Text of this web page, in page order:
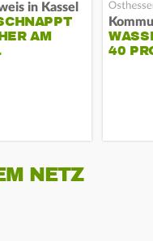
in Kassel
AM
40
NETZ